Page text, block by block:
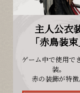
主人公衣
「赤鳥装束
ゲーム中で使用で
装。
赤の装飾が特徴